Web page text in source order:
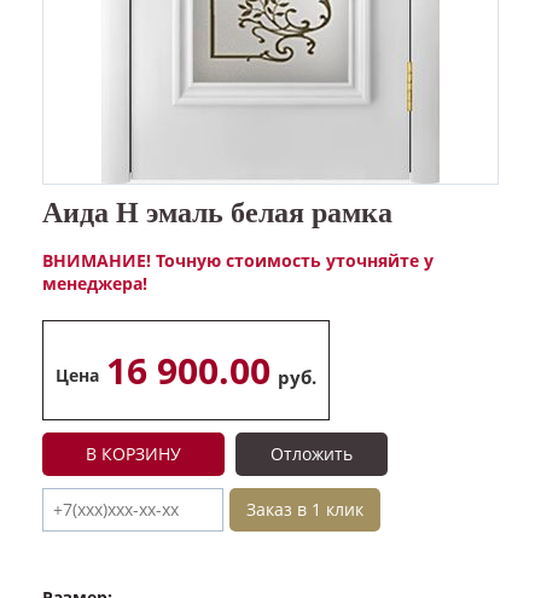
Аида Н эмаль белая рамка
ВНИМАНИЕ! Точную стоимость уточняйте у
менеджера!
Цена 16 900.00 руб.
В КОРЗИНУ Отложить
Заказ в 1 клик